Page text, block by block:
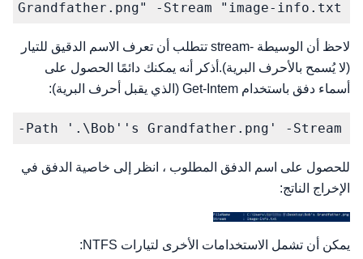
Grandfather.png" -Stream "image-info.txt"
لاحظ أن الوسيطة -stream تتطلب أن تعرف الاسم الدقيق للتيار
(لا يُسمح بالأحرف البرية).أذكر أنه يمكنك دائمًا الحصول على
أسماء دفق باستخدام Get-Intem (الذي يقبل أحرف البرية):
-Path '.\Bob''s Grandfather.png' -Stream *
للحصول على اسم الدفق المطلوب ، انظر إلى خاصية الدفق في
الإخراج الناتج:
يمكن أن تشمل الاستخدامات الأخرى لتيارات NTFS: